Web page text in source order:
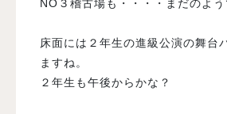
NO３稽古場も・・・・まだのよう
床面には２年生の進級公演の舞台
ますね。
２年生も午後からかな？